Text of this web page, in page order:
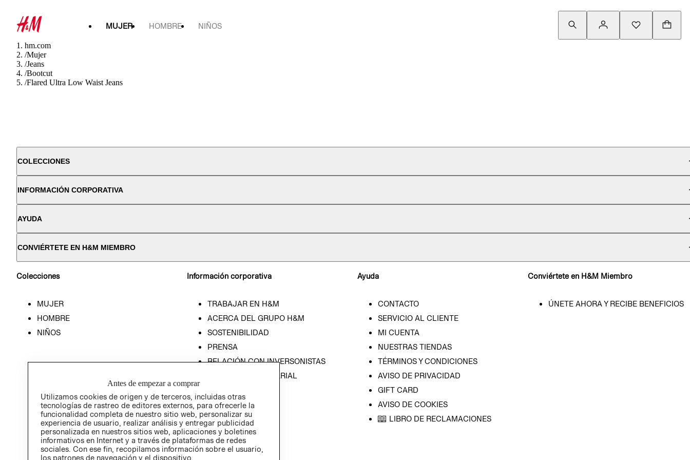
MUJER HOMBRE NIÑOS
hm.com
/Mujer
/Jeans
/Bootcut
/Flared Ultra Low Waist Jeans
COLECCIONES
INFORMACIÓN CORPORATIVA
AYUDA
CONVIÉRTETE EN H&M MIEMBRO
Colecciones
MUJER
HOMBRE
NIÑOS
Información corporativa
TRABAJAR EN H&M
ACERCA DEL GRUPO H&M
SOSTENIBILIDAD
PRENSA
RELACIÓN CON INVERSONISTAS
POLÍTICA EMPRESARIAL
Ayuda
CONTACTO
SERVICIO AL CLIENTE
MI CUENTA
NUESTRAS TIENDAS
TÉRMINOS Y CONDICIONES
AVISO DE PRIVACIDAD
GIFT CARD
AVISO DE COOKIES
LIBRO DE RECLAMACIONES
Conviértete en H&M Miembro
ÚNETE AHORA Y RECIBE BENEFICIOS
Antes de empezar a comprar
Utilizamos cookies de origen y de terceros, incluidas otras
tecnologías de rastreo de editores externos, para ofrecerle la
funcionalidad completa de nuestro sitio web, personalizar su
experiencia de usuario, realizar análisis y entregar publicidad
personalizada en nuestros sitios web, aplicaciones y boletines
informativos en Internet y a través de plataformas de redes
sociales. Con ese fin, recopilamos información sobre el usuario,
los patrones de navegación y el dispositivo.